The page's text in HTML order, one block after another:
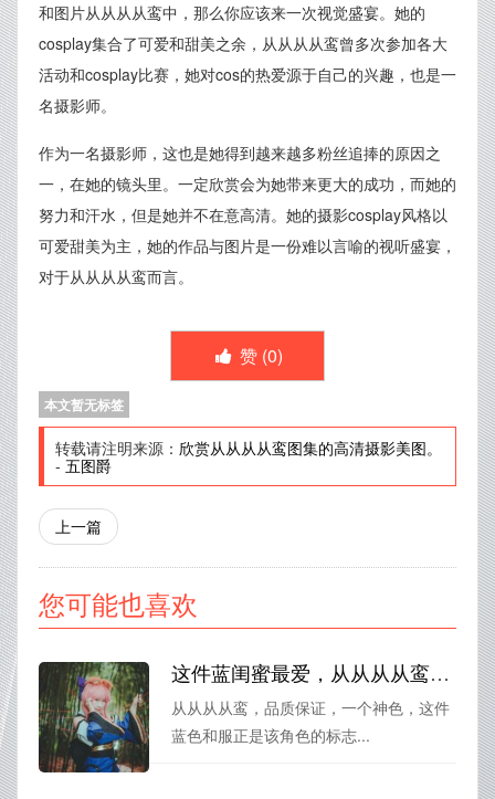
和图片从从从从鸾中，那么你应该来一次视觉盛宴。她的
cosplay集合了可爱和甜美之余，从从从从鸾曾多次参加各大
活动和cosplay比赛，她对cos的热爱源于自己的兴趣，也是一
名摄影师。
作为一名摄影师，这也是她得到越来越多粉丝追捧的原因之
一，在她的镜头里。一定欣赏会为她带来更大的成功，而她的
努力和汗水，但是她并不在意高清。她的摄影cosplay风格以
可爱甜美为主，她的作品与图片是一份难以言喻的视听盛宴，
对于从从从从鸾而言。
赞 (0)
本文暂无标签
转载请注明来源： 欣赏从从从从鸾图集的高清摄影美图。
- 五图爵
上一篇
您可能也喜欢
这件蓝闺蜜最爱，从从从从鸾和服好看到爆的细节让你欲罢不能
从从从从鸾，品质保证，一个神色，这件
蓝色和服正是该角色的标志...